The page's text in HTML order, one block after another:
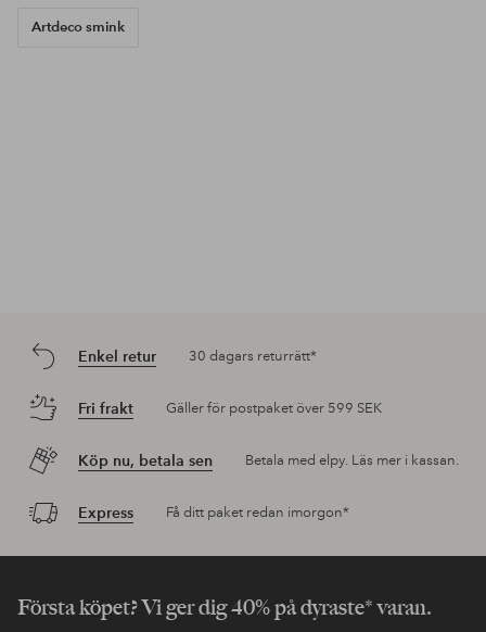
Artdeco smink
Enkel retur 30 dagars returrätt*
Fri frakt Gäller för postpaket över 599 SEK
Köp nu, betala sen Betala med elpy. Läs mer i kassan.
Express Få ditt paket redan imorgon*
Första köpet? Vi ger dig 40% på dyraste* varan.